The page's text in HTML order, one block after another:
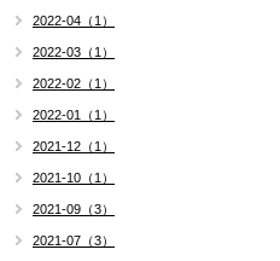
2022-04（1）
2022-03（1）
2022-02（1）
2022-01（1）
2021-12（1）
2021-10（1）
2021-09（3）
2021-07（3）